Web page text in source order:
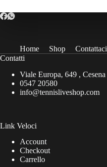
Home Shop Contattaci
Contatti
Viale Europa, 649 , Cesena
0547 20580
info@tennisliveshop.com
Link Veloci
Account
Checkout
Carrello